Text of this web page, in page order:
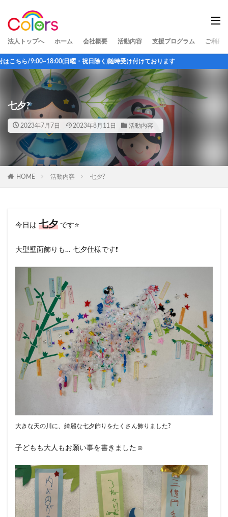
法人トップへ ホーム 会社概要 活動内容 支援プログラム ご利用
日曜・祝日除く)随時受け付けております
七夕?
2023年7月7日 2023年8月11日 活動内容
HOME 活動内容 七夕?
今日は 七夕 です⭐️
大型壁面飾りも… 七夕仕様です❗️
大きな天の川に、綺麗な七夕飾りをたくさん飾りました?
子どもも大人もお願い事を書きました☺️